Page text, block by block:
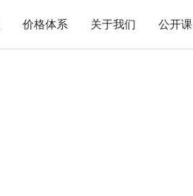
价格体系 关于我们 公开课